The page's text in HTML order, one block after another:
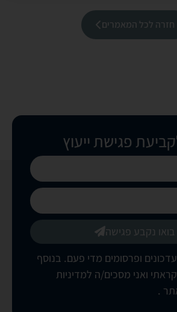
חזרה לכל המאמרים
פגישת ייעוץ
ופרסומים מדי פעם. בנוסף
ואני מסכים/ה למדיניות
.
בואו נקבע פגישה